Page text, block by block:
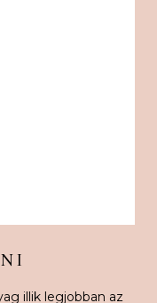
illik legjobban az